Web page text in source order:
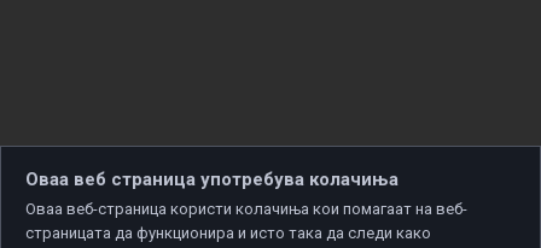
Оваа веб страница употребува колачиња
Оваа веб-страница користи колачиња кои помагаат на веб-
страницата да функционира и исто така да следи како